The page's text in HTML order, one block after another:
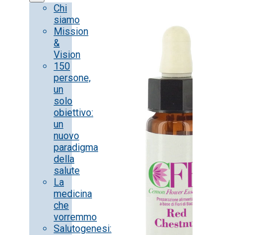
Chi
siamo
Mission
&
Vision
150
persone,
un
solo
obiettivo:
un
nuovo
paradigma
della
salute
La
medicina
che
vorremmo
Salutogenesi: